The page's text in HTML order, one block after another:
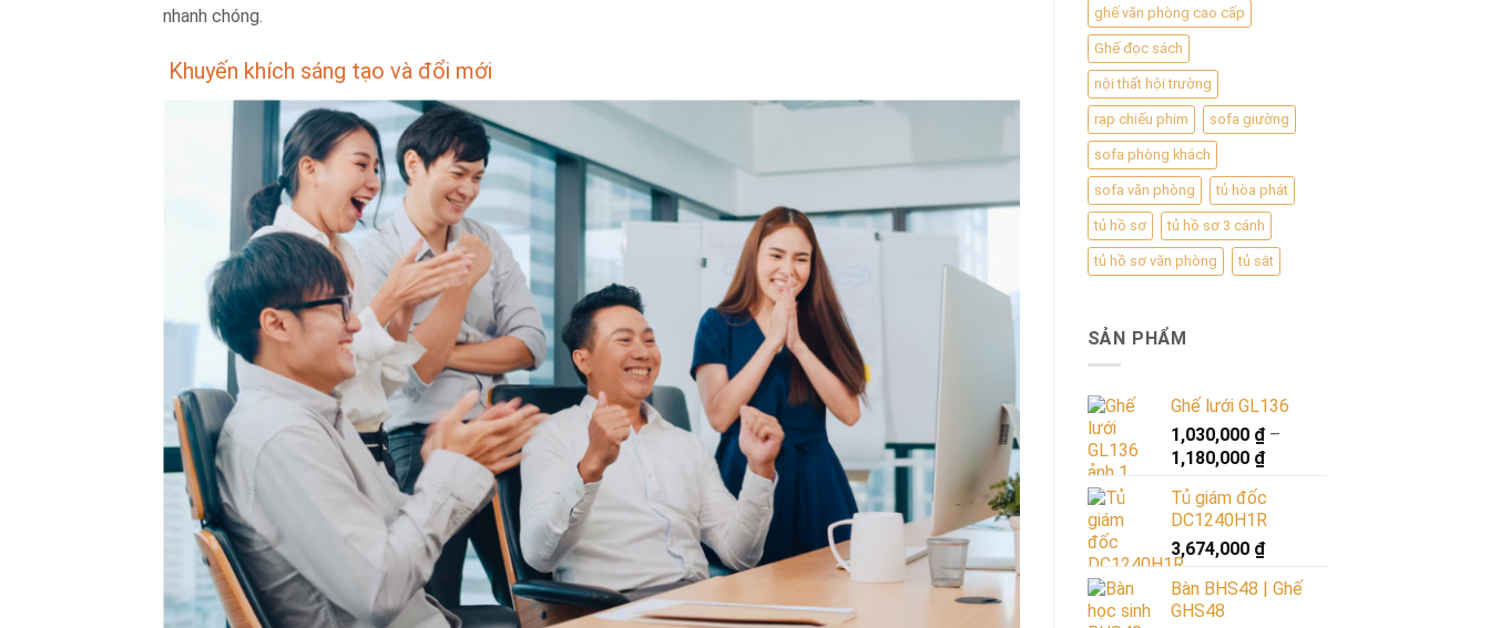
nhanh chóng.
Khuyến khích sáng tạo và đổi mới
ghế văn phòng cao cấp
Ghế đọc sách
nội thất hội trường
rạp chiếu phim sofa giường
sofa phòng khách
sofa văn phòng tủ hòa phát
tủ hồ sơ tủ hồ sơ 3 cánh
tủ hồ sơ văn phòng tủ sắt
SẢN PHẨM
Ghế lưới GL136
1,030,000 ₫–
1,180,000 ₫
Tủ giám đốc
DC1240H1R
3,674,000 ₫
Bàn BHS48 | Ghế
GHS48